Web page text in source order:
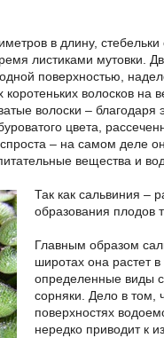
в длину,
листиками мутовки.
поверхностью,
волосков на
волоски – благодаря
цвета,
– на самом деле
вещества и
Так как сальвиния –
образования плодов
Главным образом
широтах она растет
определенные виды
сорняки. Дело в том,
поверхностях
нередко приводит к